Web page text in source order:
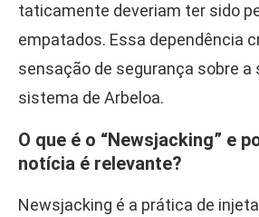
taticamente deveriam ter sido
empatados. Essa dependência
sensação de segurança sobre a
sistema de Arbeloa.
O que é o “Newsjacking” e
notícia é relevante?
Newsjacking é a prática de